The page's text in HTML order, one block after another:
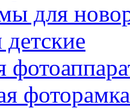
для
фоторамка